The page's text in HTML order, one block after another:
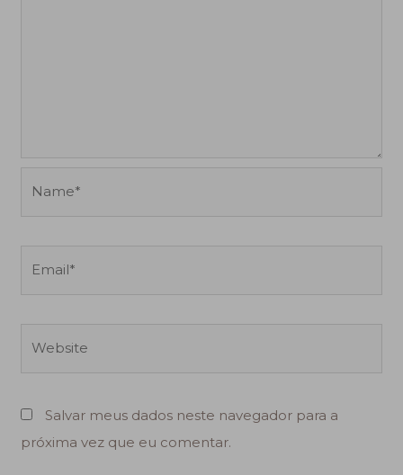
Salvar meus dados neste navegador para a
próxima vez que eu comentar.